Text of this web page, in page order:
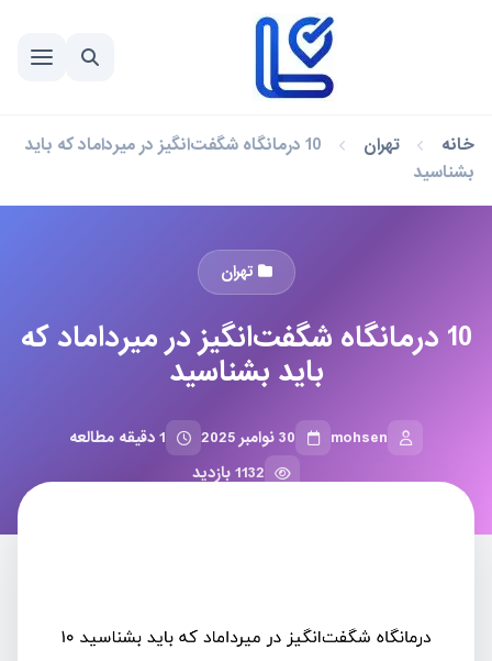
خانه تهران
10 درمانگاه شگفت‌انگیز در میرداماد که باید
بشناسید
تهران
10 درمانگاه شگفت‌انگیز در میرداماد که
باید بشناسید
mohsen 30 نوامبر 2025
1 دقیقه مطالعه
1132 بازدید